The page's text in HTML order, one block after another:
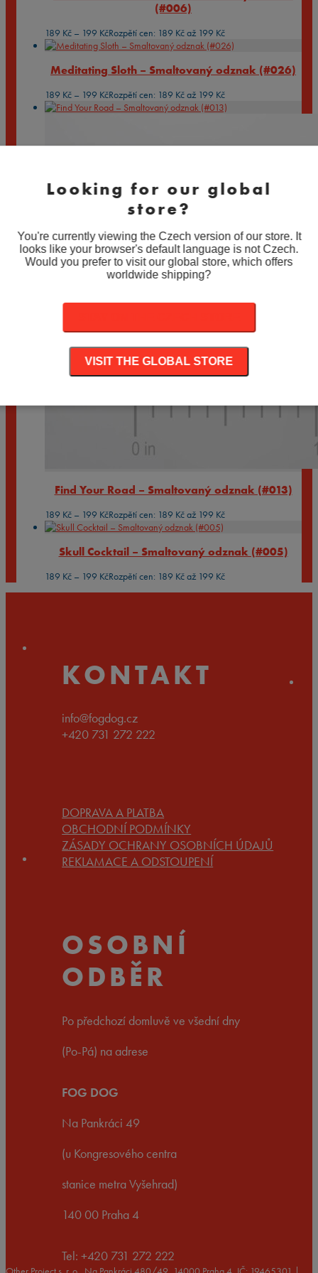
(#006)
189 Kč – 199 KčRozpětí cen: 189 Kč až 199 Kč
Meditating Sloth – Smaltovaný odznak (#026)
189 Kč – 199 KčRozpětí cen: 189 Kč až 199 Kč
Find Your Road – Smaltovaný odznak (#013)
189 Kč – 199 KčRozpětí cen: 189 Kč až 199 Kč
Skull Cocktail – Smaltovaný odznak (#005)
189 Kč – 199 KčRozpětí cen: 189 Kč až 199 Kč
KONTAKT
info@fogdog.cz
+420 731 272 222
DOPRAVA A PLATBA
OBCHODNÍ PODMÍNKY
ZÁSADY OCHRANY OSOBNÍCH ÚDAJŮ
REKLAMACE A ODSTOUPENÍ
OSOBNÍ
ODBĚR
Po předchozí domluvě ve všední dny
(Po-Pá) na adrese
FOG DOG
Na Pankráci 49
(u Kongresového centra
stanice metra Vyšehrad)
140 00 Praha 4
Tel: +420 731 272 222
Looking for our global
store?
You're currently viewing the Czech version of our store. It
looks like your browser's default language is not Czech.
Would you prefer to visit our global store, which offers
worldwide shipping?
VISIT THE GLOBAL STORE